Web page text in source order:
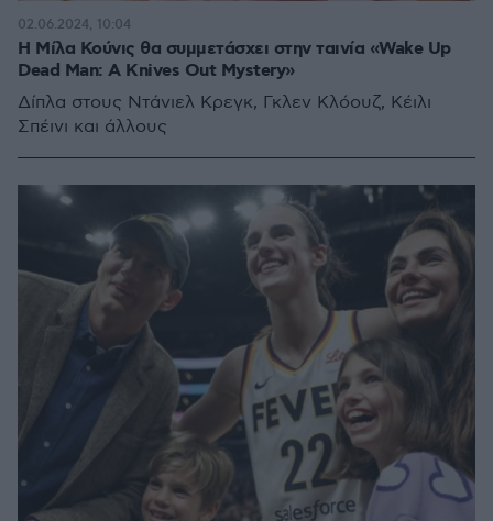
Η Μίλα Κούνις θα συμμετάσχει στην ταινία «Wake Up
Dead Man: A Knives Out Mystery»
Δίπλα στους Ντάνιελ Κρεγκ, Γκλεν Κλόουζ, Κέιλι
Σπέινι και άλλους
02.06.2024, 10:04